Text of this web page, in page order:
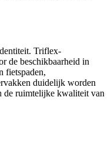
Triflex-
de beschikbaarheid in
fietspaden,
duidelijk worden
de ruimtelijke kwaliteit van